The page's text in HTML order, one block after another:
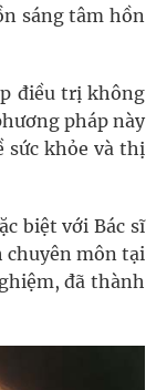
sáng tâm hồn
điều trị không
pháp này
sức khỏe và thị
biệt với Bác sĩ
chuyên môn tại
đã thành